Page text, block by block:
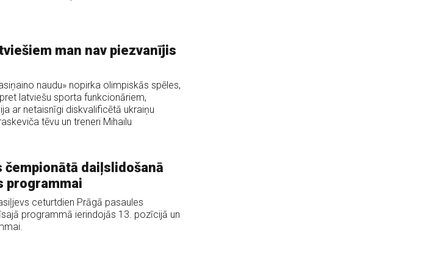
man nav piezvanījis
naudu» nopirka olimpiskās spēles,
latviešu sporta funkcionāriem,
ar netaisnīgi diskvalificētā ukraiņu
tēvu un treneri Mihailu
čempionātā daiļslidošanā
programmai
ceturtdien Prāgā pasaules
programmā ierindojās 13. pozīcijā un